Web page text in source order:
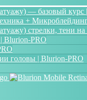
— базовый курс
+
стрелки, тени
Blurion-PRO
головы | Blurion-PRO